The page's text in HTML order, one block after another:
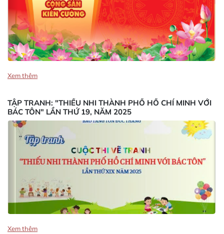
Xem thêm
TẬP TRANH: "THIẾU NHI THÀNH PHỐ HỒ CHÍ MINH VỚI
BÁC TÔN" LẦN THỨ 19, NĂM 2025
Xem thêm